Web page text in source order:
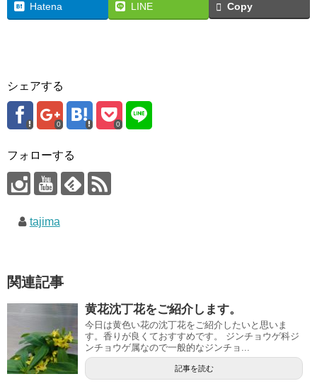
Hatena LINE Copy
シェアする
0 0
フォローする
tajima
関連記事
黄花沈丁花をご紹介します。
今日は黄色い花の沈丁花をご紹介したいと思いま
す。香りが良くておすすめです。 ジンチョウゲ科ジ
ンチョウゲ属なので一般的なジンチョ...
記事を読む